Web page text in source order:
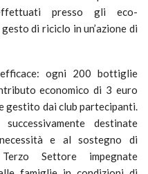
presso gli eco-
di riciclo in un’azione di
ogni 200 bottiglie
economico di 3 euro
gestito dai club partecipanti.
destinate
e al sostegno di
Settore impegnate